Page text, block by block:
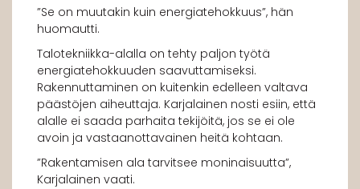
”Se on muutakin kuin energiatehokkuus”, hän
huomautti.
Talotekniikka-alalla on tehty paljon työtä
energiatehokkuuden saavuttamiseksi.
Rakennuttaminen on kuitenkin edelleen valtava
päästöjen aiheuttaja. Karjalainen nosti esiin, että
alalle ei saada parhaita tekijöitä, jos se ei ole
avoin ja vastaanottavainen heitä kohtaan.
”Rakentamisen ala tarvitsee moninaisuutta”,
Karjalainen vaati.